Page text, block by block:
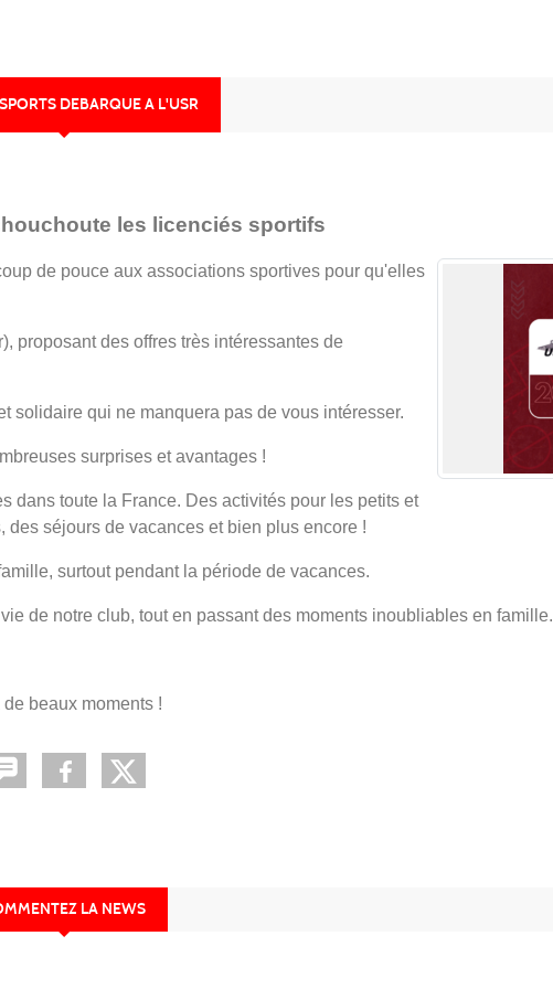
DEBARQUE A L'USR
les licenciés sportifs
de pouce aux associations sportives pour qu'elles
proposant des offres très intéressantes de
solidaire qui ne manquera pas de vous intéresser.
surprises et avantages !
dans toute la France. Des activités pour les petits et
des séjours de vacances et bien plus encore !
surtout pendant la période de vacances.
de notre club, tout en passant des moments inoubliables en famille.
beaux moments !
LA NEWS